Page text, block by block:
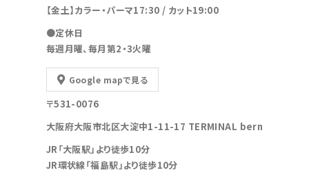
【金土】カラー・パーマ17:30 / カット19:00
●定休日
毎週月曜、毎月第2・3火曜
Google mapで見る
〒531-0076
大阪府大阪市北区大淀中1-11-17 TERMINAL bern
JR「大阪駅」より徒歩10分
JR環状線「福島駅」より徒歩10分